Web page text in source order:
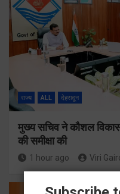
राज्य ALL देहरादून
मुख्य सचिव ने कौशल
की समीक्षा की
1 hour ago Viri